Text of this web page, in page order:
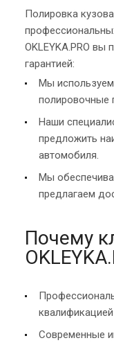
Полировка
OKLEYKA.PRO вы
гарантией:
Мы
полировочные
Наши
предложить
автомобиля.
Мы
предлагаем
Почему
Современные